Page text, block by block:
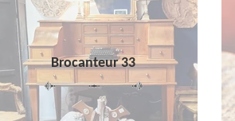
Brocanteur 33